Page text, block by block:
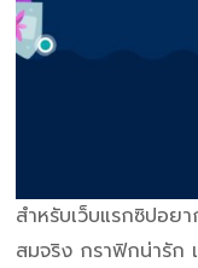
สำหรับเว็บแรกซิปอย
สมจริง กราฟิกน่ารัก